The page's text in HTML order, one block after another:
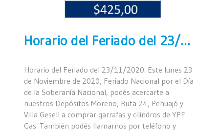
Horario del Feriado del 23/11/2020
Horario del Feriado del 23/11/2020. Este lunes 23
de Noviembre de 2020, Feriado Nacional por el Día
de la Soberanía Nacional, podés acercarte a
nuestros Depósitos Moreno, Ruta 24, Pehuajó y
Villa Gesell a comprar garrafas y cilindros de YPF
Gas. También podés llamarnos por teléfono y